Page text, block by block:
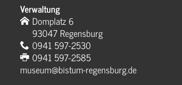
Verwaltung
Domplatz 6
93047 Regensburg
0941 597-2530
0941 597-2585
museum@bistum-regensburg.de